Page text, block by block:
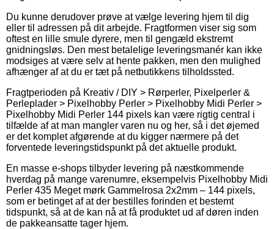
Du kunne derudover prøve at vælge levering hjem til dig
eller til adressen på dit arbejde. Fragtformen viser sig som
oftest en lille smule dyrere, men til gengæld ekstremt
gnidningsløs. Den mest betalelige leveringsmanér kan ikke
modsiges at være selv at hente pakken, men den mulighed
afhænger af at du er tæt på netbutikkens tilholdssted.
Fragtperioden på Kreativ / DIY > Rørperler, Pixelperler &
Perleplader > Pixelhobby Perler > Pixelhobby Midi Perler >
Pixelhobby Midi Perler 144 pixels kan være rigtig central i
tilfælde af at man mangler varen nu og her, så i det øjemed
er det komplet afgørende at du kigger nærmere på det
forventede leveringstidspunkt på det aktuelle produkt.
En masse e-shops tilbyder levering på næstkommende
hverdag på mange varenumre, eksempelvis Pixelhobby Midi
Perler 435 Meget mørk Gammelrosa 2x2mm – 144 pixels,
som er betinget af at der bestilles forinden et bestemt
tidspunkt, så at de kan nå at få produktet ud af døren inden
de pakkeansatte tager hjem.